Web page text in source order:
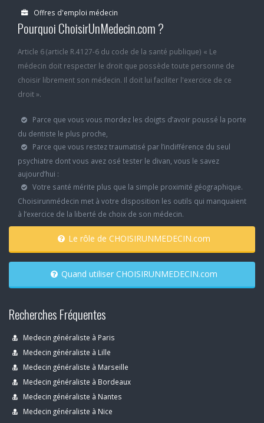
Offres d'emploi médecin
Pourquoi ChoisirUnMedecin.com ?
Article 6 (article R.4127-6 du code de la santé publique) « Le
médecin doit respecter le droit que possède toute personne de
choisir librement son médecin. Il doit lui faciliter l'exercice de ce
droit ».
Parce que vous vous mordez les doigts d’avoir poussé la porte
du dentiste le plus proche,
Parce que vous restez traumatisé par l’indifférence du seul
psychiatre dont vous avez osé tester le divan, vous le savez
aujourd’hui :
Votre santé mérite plus que la simple proximité géographique.
Choisirunmédecin met à votre disposition les outils qui manquaient
à l’exercice de la liberté de choix de son médecin.
Le rôle de CHOISIRUNMEDECIN.com
Quand utiliser CHOISIRUNMEDECIN.com
Recherches Fréquentes
Medecin généraliste à Paris
Medecin généraliste à Lille
Medecin généraliste à Marseille
Medecin généraliste à Bordeaux
Medecin généraliste à Nantes
Medecin généraliste à Nice